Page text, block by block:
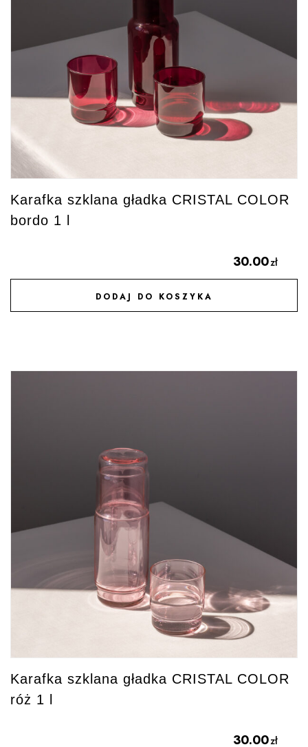
Karafka szklana gładka CRISTAL COLOR
bordo 1 l
30.00zł
DODAJ DO KOSZYKA
DODAJ DO ULUBIONYCH
Karafka szklana gładka CRISTAL COLOR
róż 1 l
30.00zł